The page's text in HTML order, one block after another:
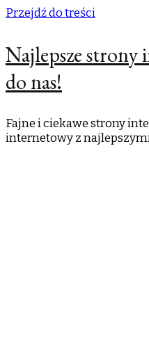
Przejdź do treści
Najlepsze strony
do nas!
Fajne i ciekawe strony
internetowy z